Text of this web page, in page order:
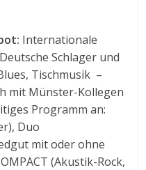
Internationale
Schlager und
Tischmusik –
mit Münster-Kollegen
Programm an:
Duo
mit oder ohne
(Akustik-Rock,